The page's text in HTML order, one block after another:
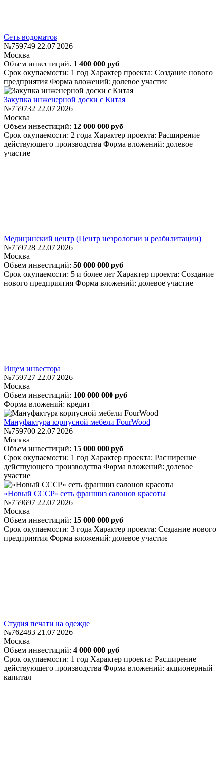
Сеть водоматов
№759749 22.07.2026
Москва
Объем инвестиций: 1 400 000 руб
Срок окупаемости: 1 год Характер проекта: Создание нового
предприятия Форма вложений: долевое участие
Закупка инженерной доски с Китая
№759732 22.07.2026
Москва
Объем инвестиций: 12 000 000 руб
Срок окупаемости: 2 года Характер проекта: Расширение
действующего производства Форма вложений: долевое
участие
Медицинский центр (Центр неврологии и реабилитации)
№759728 22.07.2026
Москва
Объем инвестиций: 50 000 000 руб
Срок окупаемости: 5 и более лет Характер проекта: Создание
нового предприятия Форма вложений: долевое участие
Ищем инвестора
№759727 22.07.2026
Москва
Объем инвестиций: 100 000 000 руб
Форма вложений: кредит
Мануфактура корпусной мебели FourWood
№759700 22.07.2026
Москва
Объем инвестиций: 15 000 000 руб
Срок окупаемости: 1 год Характер проекта: Расширение
действующего производства Форма вложений: долевое
участие
«Новый СССР» сеть франшиз салонов красоты
№759697 22.07.2026
Москва
Объем инвестиций: 15 000 000 руб
Срок окупаемости: 3 года Характер проекта: Создание нового
предприятия Форма вложений: долевое участие
Студия печати на одежде
№762483 21.07.2026
Москва
Объем инвестиций: 4 000 000 руб
Срок окупаемости: 1 год Характер проекта: Расширение
действующего производства Форма вложений: акционерный
капитал